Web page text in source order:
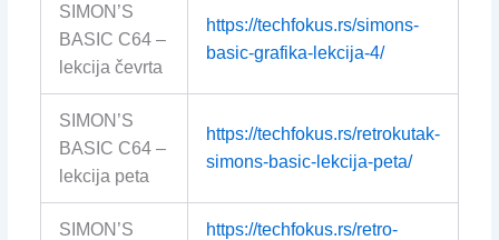
SIMON’S
BASIC C64 –
lekcija čevrta
https://techfokus.rs/simons-
basic-grafika-lekcija-4/
SIMON’S
BASIC C64 –
lekcija peta
https://techfokus.rs/retrokutak-
simons-basic-lekcija-peta/
SIMON’S
https://techfokus.rs/retro-